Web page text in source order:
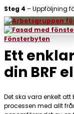
Steg 4 –Uppföljning
Fönsterbyten
Ett
din BRF
Det ska vara enkelt
processen med allt